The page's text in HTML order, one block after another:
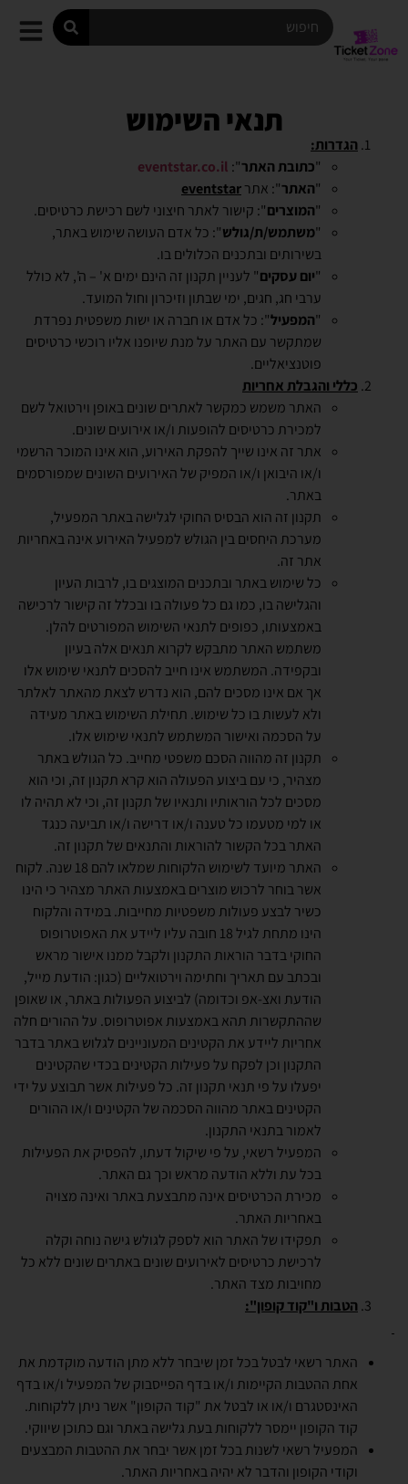
תנאי השימוש
הגדרות:
"כתובת האתר":
eventstar.co.il
"האתר": אתרeventstar
"המוצרים": קישור לאתר חיצוני לשם רכישת כרטיסים.
"משתמש/ת/גולש": כל אדם העושה שימוש באתר,
בשירותים ובתכנים הכלולים בו.
"יום עסקים" לעניין תקנון זה הינם ימים א' – ה', לא כולל
ערבי חג, חגים, ימי שבתון וזיכרון וחול המועד.
"המפעיל": כל אדם או חברה או ישות משפטית נפרדת
שמתקשר עם האתר על מנת שיופנו אליו רוכשי כרטיסים
פוטנציאליים.
כללי והגבלת אחריות
האתר משמש כמקשר לאתרים שונים באופן וירטואל לשם
למכירת כרטיסים להופעות ו/או אירועים שונים.
אתר זה אינו שייך להפקת האירוע, הוא אינו המוכר הרשמי
ו/או היבואן ו/או המפיק של האירועים השונים שמפורסמים
באתר.
תקנון זה הוא הבסיס החוקי לגלישה באתר המפעיל,
מערכת היחסים בין הגולש למפעיל האירוע אינה באחריות
אתר זה.
כל שימוש באתר ובתכנים המוצגים בו, לרבות העיון
והגלישה בו, כמו גם כל פעולה בו ובכלל זה קישור לרכישה
באמצעותו, כפופים לתנאי השימוש המפורטים להלן.
משתמש האתר מתבקש לקרוא תנאים אלה בעיון
ובקפידה. המשתמש אינו חייב להסכים לתנאי שימוש אלו
אך אם אינו מסכים להם, הוא נדרש לצאת מהאתר לאלתר
ולא לעשות בו כל שימוש. תחילת השימוש באתר מעידה
על הסכמה ואישור המשתמש לתנאי שימוש אלו.
תקנון זה מהווה הסכם משפטי מחייב. כל הגולש באתר
מצהיר, כי עם ביצוע הפעולה הוא קרא תקנון זה, וכי הוא
מסכים לכל הוראותיו ותנאיו של תקנון זה, וכי לא תהיה לו
או למי מטעמו כל טענה ו/או דרישה ו/או תביעה כנגד
האתר בכל הקשור להוראות והתנאים של תקנון זה.
האתר מיועד לשימוש הלקוחות שמלאו להם 18 שנה. לקוח
אשר בוחר לרכוש מוצרים באמצעות האתר מצהיר כי הינו
כשיר לבצע פעולות משפטיות מחייבות. במידה והלקוח
הינו מתחת לגיל 18 חובה עליו ליידע את האפוטרופוס
החוקי בדבר הוראות התקנון ולקבל ממנו אישור מראש
ובכתב עם תאריך וחתימה וירטואליים (כגון: הודעת מייל,
הודעת ואצ-אפ וכדומה) לביצוע הפעולות באתר, או שאופן
שההתקשרות תהא באמצעות אפוטרופוס. על ההורים חלה
אחריות ליידע את הקטינים המעוניינים לגלוש באתר בדבר
התקנון וכן לפקח על פעילות הקטינים בכדי שהקטינים
יפעלו על פי תנאי תקנון זה. כל פעילות אשר תבוצע על ידי
הקטינים באתר מהווה הסכמה של הקטינים ו/או ההורים
לאמור בתנאי התקנון.
המפעיל רשאי, על פי שיקול דעתו, להפסיק את הפעילות
בכל עת וללא הודעה מראש וכך גם האתר.
מכירת הכרטיסים אינה מתבצעת באתר ואינה מצויה
באחריות האתר.
תפקידו של האתר הוא לספק לגולש גישה נוחה וקלה
לרכישת כרטיסים לאירועים שונים באתרים שונים ללא כל
מחויבות מצד האתר.
הטבות ו"קוד קופון":
האתר רשאי לבטל בכל זמן שיבחר ללא מתן הודעה מוקדמת את
אחת ההטבות הקיימות ו/או בדף הפייסבוק של המפעיל ו/או בדף
האינסטגרם ו/או או לבטל את "קוד הקופון" אשר ניתן ללקוחות.
קוד הקופון יימסר ללקוחות בעת גלישה באתר וגם כתוכן שיווקי.
המפעיל רשאי לשנות בכל זמן אשר יבחר את ההטבות המבצעים
וקודי הקופון והדבר לא יהיה באחריות האתר.